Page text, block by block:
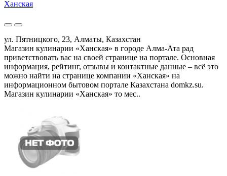
Ханская
ул. Пятницкого, 23, Алматы, Казахстан
Магазин кулинарии «Ханская» в городе Алма-Ата рад
приветствовать вас на своей странице на портале. Основная
информация, рейтинг, отзывы и контактные данные – всё это
можно найти на странице компании «Ханская» на
информационном бытовом портале Казахстана domkz.su.
Магазин кулинарии «Ханская» то мес..